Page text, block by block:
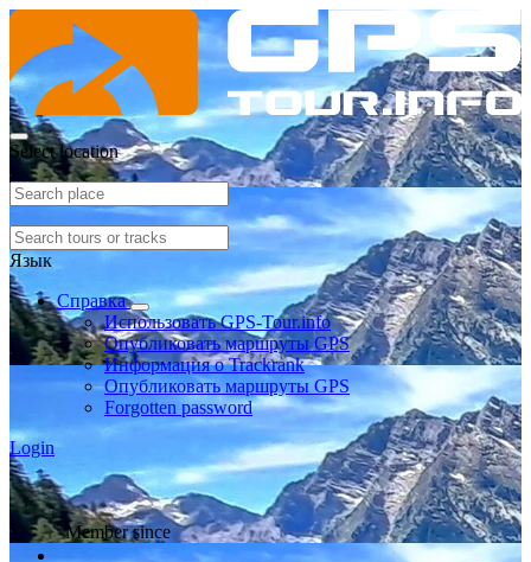
Select location
Язык
Справка
Использовать GPS-Tour.info
Опубликовать маршруты GPS
Информация о Trackrank
Опубликовать маршруты GPS
Forgotten password
Login
Member since